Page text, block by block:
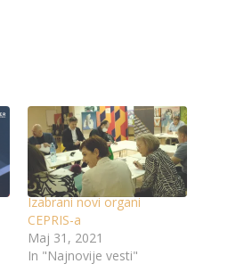
Izabrani novi organi
CEPRIS-a
Maj 31, 2021
In "Najnovije vesti"